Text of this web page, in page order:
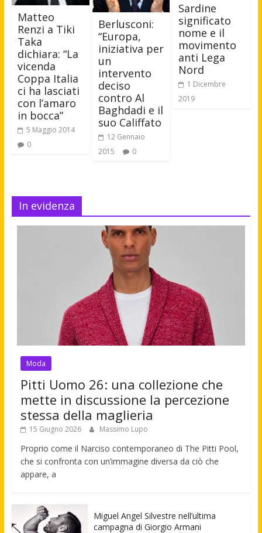
Matteo
Renzi a Tiki
Taka
dichiara: “La
vicenda
Coppa Italia
ci ha lasciati
con l’amaro
in bocca”
5 Maggio 2014
0
Berlusconi:
“Europa,
iniziativa per
un
intervento
deciso
contro Al
Baghdadi e il
suo Califfato
12 Gennaio
2015
0
Sardine
significato
nome e il
movimento
anti Lega
Nord
1 Dicembre
2019
In evidenza
Moda
Pitti Uomo 26: una collezione che
mette in discussione la percezione
stessa della maglieria
15 Giugno 2026 Massimo Lupo
Proprio come il Narciso contemporaneo di The Pitti Pool,
che si confronta con un’immagine diversa da ciò che
appare, a
Miguel Angel Silvestre nell’ultima
campagna di Giorgio Armani